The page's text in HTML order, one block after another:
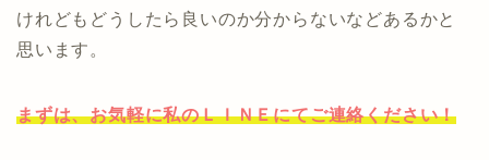
けれどもどうしたら良いのか分からないなどあるかと
思います。
まずは、お気軽に私のＬＩＮＥにてご連絡ください！